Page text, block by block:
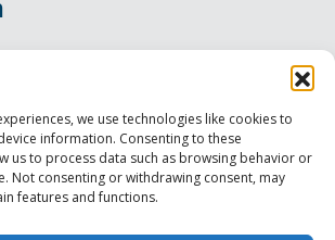
we use technologies like cookies to
information. Consenting to these
us to process data such as browsing behavior or
Not consenting or withdrawing consent, may
features and functions.